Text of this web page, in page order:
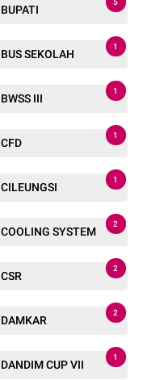
BUPATI
5
BUS SEKOLAH
1
BWSS III
1
CFD
1
CILEUNGSI
1
COOLING SYSTEM
2
CSR
2
DAMKAR
2
DANDIM CUP VII
1